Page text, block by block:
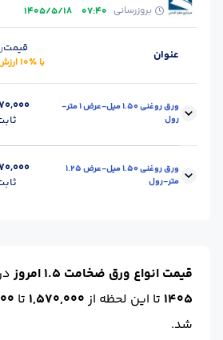
بروزرسانی 07:40
1405/5/18
عنوان قیمت
با ٪۱۰ ارزش افزوده
ورق روغنی 1.50 میل-عرض 1 متر-
رول
ابعاد :1 محل
رول
ورق روغنی 1.50 میل-عرض 1.25
متر-رول
برند :
هفت الماس
قیمت انواع ورق ضخامت 1.5 امروز
1405 تا این لحظه از1,570,000 تا
شد.